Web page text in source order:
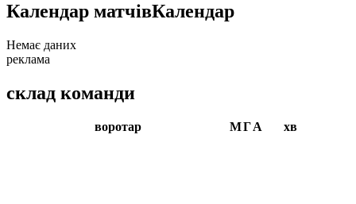
Календар матчівКалендар
Немає даних
реклама
склад команди
воротар МГА хв